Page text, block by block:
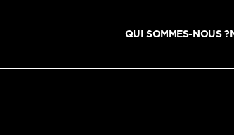
QUI SOMMES-NOUS ?